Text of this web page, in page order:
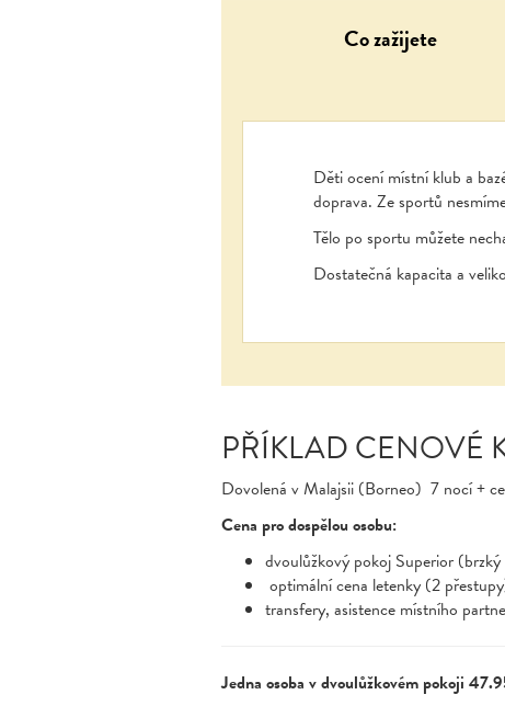
Co zažijete
Děti ocení místní klub a
doprava. Ze sportů
Tělo po sportu můžete
Dostatečná kapacita a
PŘÍKLAD CENOVÉ
Dovolená v Malajsii (Borneo) 7 nocí +
Cena pro dospělou osobu:
dvoulůžkový pokoj Superior
optimální cena letenky (2
transfery, asistence místního
Jedna osoba v dvoulůžkovém pokoji